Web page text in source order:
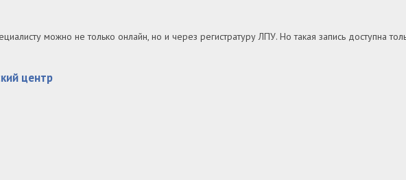
можно не только онлайн, но и через регистратуру ЛПУ. Но такая запись доступна
центр